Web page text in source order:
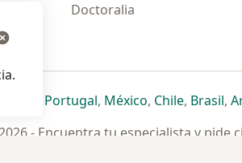
Doctoralia
pestaña
nueva pestaña
se abre en una nueva pestaña
se abre en una nueva pestaña
Portugalse abre en una nueva
, Méxicose abre en una
, Chilese abre
, Brasilse
,
- Encuentra tu especialista y pide